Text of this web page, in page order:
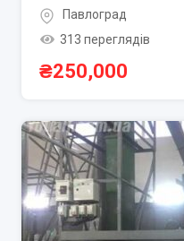
Павлоград
313 переглядів
₴250,000